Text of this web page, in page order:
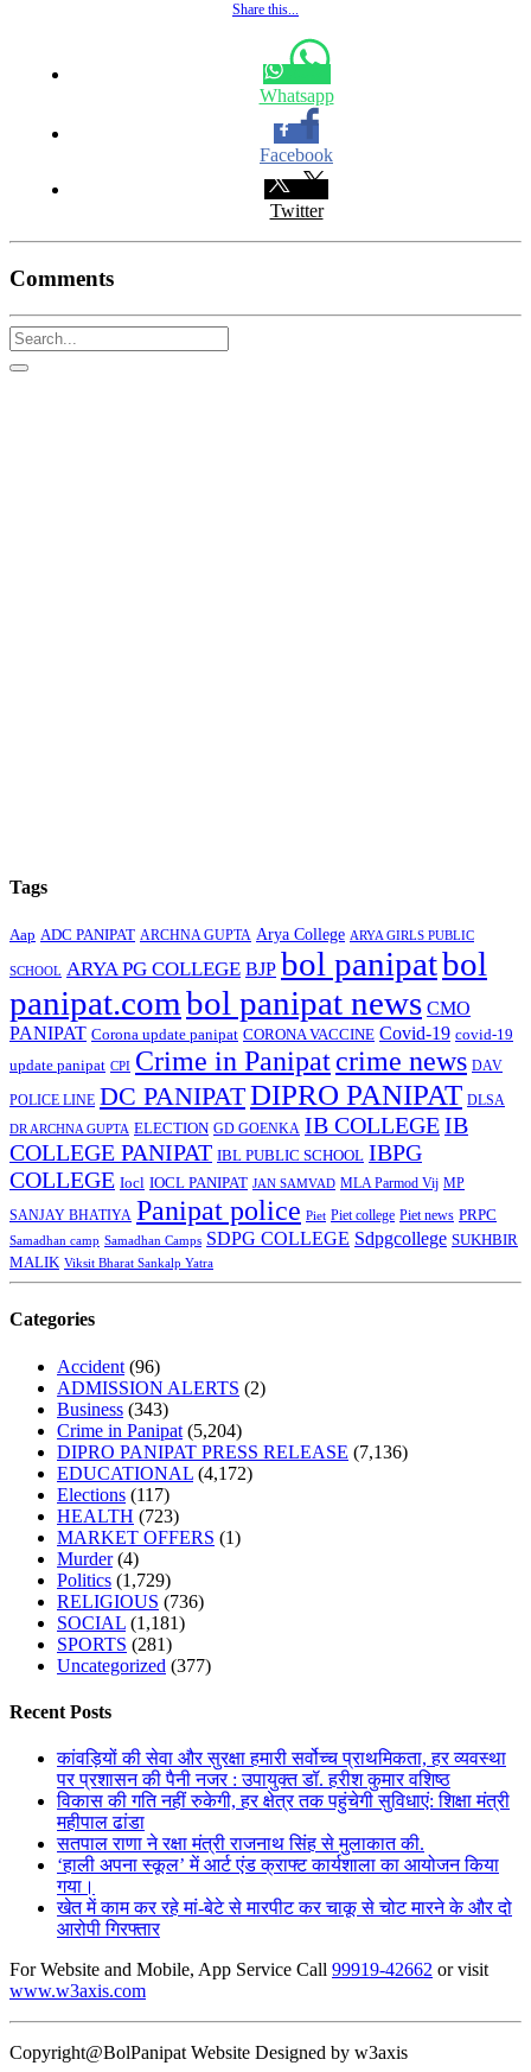
Share this...
Whatsapp
Facebook
Twitter
Comments
Tags
Aap ADC PANIPAT ARCHNA GUPTA Arya College ARYA GIRLS PUBLIC
SCHOOL ARYA PG COLLEGE BJP bol panipatbol
panipat.combol panipat news CMO
PANIPAT Corona update panipat CORONA VACCINE Covid-19 covid-19
update panipat CPI Crime in Panipatcrime news DAV
POLICE LINE DC PANIPATDIPRO PANIPAT DLSA
DR ARCHNA GUPTA ELECTION GD GOENKA IB COLLEGEIB
COLLEGE PANIPAT IBL PUBLIC SCHOOL IBPG
COLLEGE Iocl IOCL PANIPAT JAN SAMVAD MLA Parmod Vij MP
SANJAY BHATIYA Panipat police Piet Piet college Piet news PRPC
Samadhan camp Samadhan Camps SDPG COLLEGE Sdpgcollege SUKHBIR
MALIK Viksit Bharat Sankalp Yatra
Categories
Accident (96)
ADMISSION ALERTS (2)
Business (343)
Crime in Panipat (5,204)
DIPRO PANIPAT PRESS RELEASE (7,136)
EDUCATIONAL (4,172)
Elections (117)
HEALTH (723)
MARKET OFFERS (1)
Murder(4)
Politics (1,729)
RELIGIOUS (736)
SOCIAL (1,181)
SPORTS (281)
Uncategorized (377)
Recent Posts
कांवड़ियों की सेवा और सुरक्षा हमारी सर्वोच्च प्राथमिकता, हर व्यवस्था
पर प्रशासन की पैनी नजर : उपायुक्त डॉ. हरीश कुमार वशिष्ठ
विकास की गति नहीं रुकेगी, हर क्षेत्र तक पहुंचेगी सुविधाएं: शिक्षा मंत्री
महीपाल ढांडा
सतपाल राणा ने रक्षा मंत्री राजनाथ सिंह से मुलाकात की.
‘हाली अपना स्कूल’ में आर्ट एंड क्राफ्ट कार्यशाला का आयोजन किया
गया।
खेत में काम कर रहे मां-बेटे से मारपीट कर चाकू से चोट मारने के और दो
आरोपी गिरफ्तार
For Website and Mobile, App Service Call 99919-42662 or visit
www.w3axis.com
Copyright@BolPanipat Website Designed by w3axis